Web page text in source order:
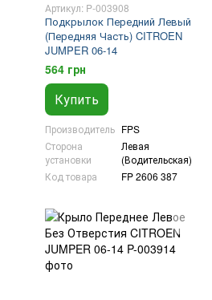
Артикул: P-003908
Подкрылок Передний Левый
(Передняя Часть) CITROEN
JUMPER 06-14
564 грн
Купить
Производитель FPS
Сторона
установки
Левая
(Водительская)
Код товара
FP 2606 387